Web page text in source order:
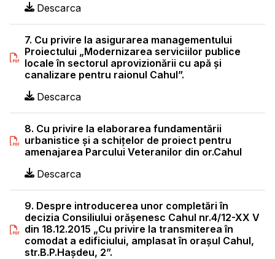
Descarca
7. Cu privire la asigurarea managementului
Proiectului „Modernizarea serviciilor publice
locale în sectorul aprovizionării cu apă şi
canalizare pentru raionul Cahul”.
Descarca
8. Cu privire la elaborarea fundamentării
urbanistice şi a schiţelor de proiect pentru
amenajarea Parcului Veteranilor din or.Cahul
Descarca
9. Despre introducerea unor completări în
decizia Consiliului orăşenesc Cahul nr.4/12-XX V
din 18.12.2015 „Cu privire la transmiterea în
comodat a edificiului, amplasat în oraşul Cahul,
str.B.P.Haşdeu, 2”.